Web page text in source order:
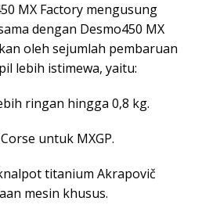
MX Factory mengusung
dengan Desmo450 MX
oleh sejumlah pembaruan
lebih istimewa, yaitu:
ringan hingga 0,8 kg.
untuk MXGP.
titanium Akrapovič
mesin khusus.